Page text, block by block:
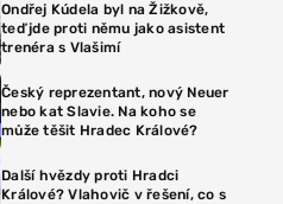
Ondřej Kúdela byl na Žižkově,
teď jde proti němu jako asistent
trenéra s Vlašimí
Český reprezentant, nový Neuer
nebo kat Slavie. Na koho se
může těšit Hradec Králové?
Další hvězdy proti Hradci
Králové? Vlahovič v řešení, co s